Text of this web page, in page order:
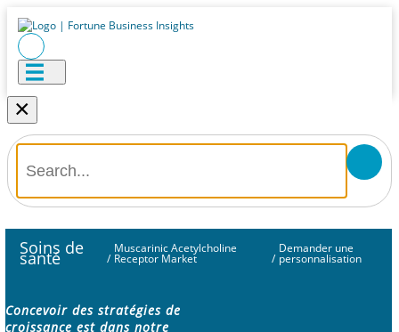
×
Soins de
santé /
Muscarinic Acetylcholine
Receptor Market /
Demander une
personnalisation
Concevoir des stratégies de
croissance est dans notre